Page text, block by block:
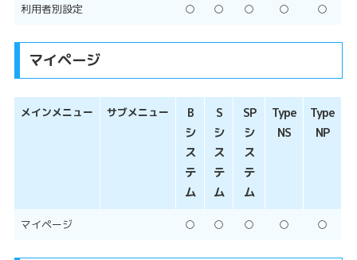
利用者別設定 ○ ○ ○ ○ ○
マイページ
メインメニュー サブメニュー
B
シ
ス
テ
ム
S
シ
ス
テ
ム
SP
シ
ス
テ
ム
Type
NS
Type
NP
マイページ ○ ○ ○ ○ ○